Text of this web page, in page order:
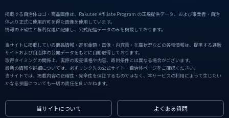
掲載する自治体ロゴ・商品画像は、Rakuten Affiliate Program の正規提供データ、および事業者・自治
体より正式に使用許可を得た画像を使用しています。
情報の正確性と権利保護に配慮し、公式配信データのみを掲載しております。
当サイトに掲載している商品情報・寄附金額・画像・内容量・在庫状況などの各種情報は、提携する通販
サイトおよび自治体の公開データをもとに自動取得しております。
取得タイミングの関係上、実際の販売価格や内容、寄附条件とは異なる場合がございます。
最新の情報や詳細については、必ずリンク先の公式サイト・自治体ページをご確認ください。
当サイトでは、掲載内容の正確性・完全性を保証するものではなく、本サービスの利用によって生じたい
かなる損害についても一切の責任を負いかねます。
当サイトについて よくある質問